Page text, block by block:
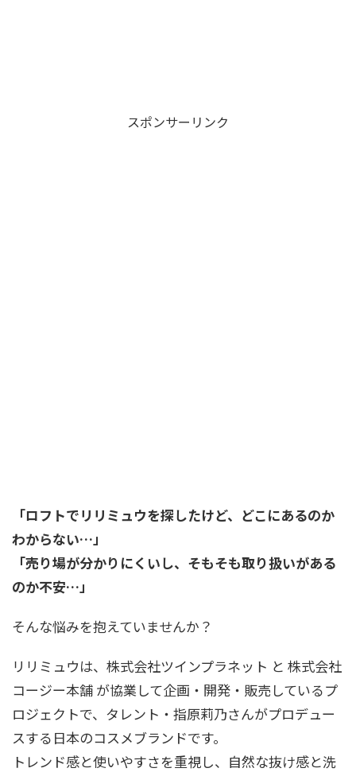
スポンサーリンク
「ロフトでリリミュウを探したけど、どこにあるのか
わからない…」
「売り場が分かりにくいし、そもそも取り扱いがある
のか不安…」
そんな悩みを抱えていませんか？
リリミュウは、株式会社ツインプラネット と 株式会社
コージー本舗 が協業して企画・開発・販売しているプ
ロジェクトで、タレント・指原莉乃さんがプロデュー
スする日本のコスメブランドです。
トレンド感と使いやすさを重視し、自然な抜け感と洗